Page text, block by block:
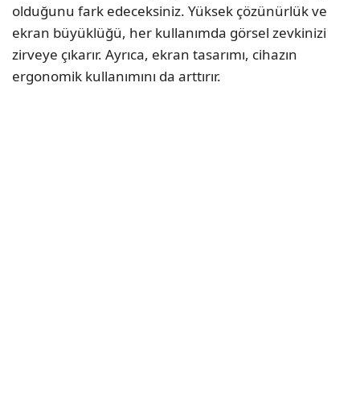
olduğunu fark edeceksiniz. Yüksek çözünürlük ve
ekran büyüklüğü, her kullanımda görsel zevkinizi
zirveye çıkarır. Ayrıca, ekran tasarımı, cihazın
ergonomik kullanımını da arttırır.